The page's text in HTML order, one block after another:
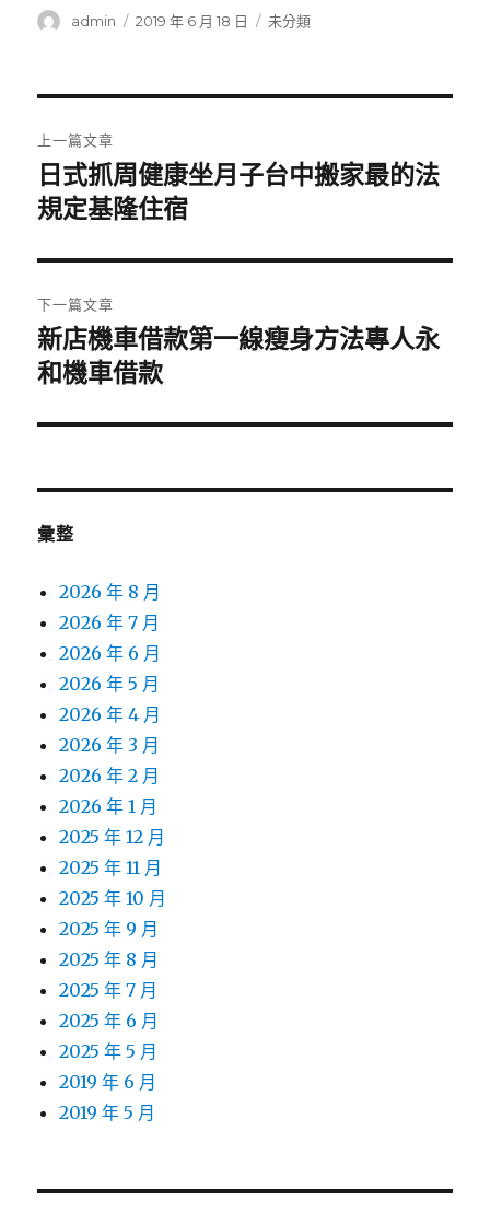
作
admin
發
2019 年 6 月 18 日
分
未分類
章
導
覽
上一篇文章
上
一
文
章:
日式抓周健康坐月子台中搬家最的法
規定基隆住宿
下一篇文章
下
一
文
新店機車借款第一線瘦身方法專人永
和機車借款
彙整
2026 年 8 月
2026 年 7 月
2026 年 6 月
2026 年 5 月
2026 年 4 月
2026 年 3 月
2026 年 2 月
2026 年 1 月
2025 年 12 月
2025 年 11 月
2025 年 10 月
2025 年 9 月
2025 年 8 月
2025 年 7 月
2025 年 6 月
2025 年 5 月
2019 年 6 月
2019 年 5 月